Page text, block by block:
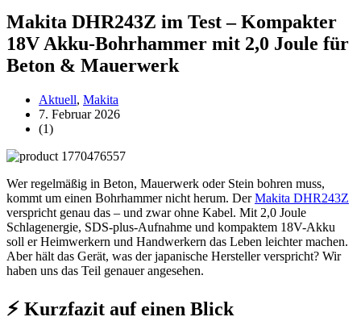
Makita DHR243Z im Test – Kompakter
18V Akku-Bohrhammer mit 2,0 Joule für
Beton & Mauerwerk
Aktuell, Makita
7. Februar 2026
(1)
Wer regelmäßig in Beton, Mauerwerk oder Stein bohren muss,
kommt um einen Bohrhammer nicht herum. DerMakita DHR243Z
verspricht genau das – und zwar ohne Kabel. Mit 2,0 Joule
Schlagenergie, SDS-plus-Aufnahme und kompaktem 18V-Akku
soll er Heimwerkern und Handwerkern das Leben leichter machen.
Aber hält das Gerät, was der japanische Hersteller verspricht? Wir
haben uns das Teil genauer angesehen.
⚡ Kurzfazit auf einen Blick